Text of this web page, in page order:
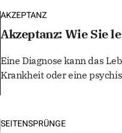
AKZEPTANZ
Akzeptanz: Wie Sie
Eine Diagnose kann das
Krankheit oder eine
SEITENSPRÜNGE